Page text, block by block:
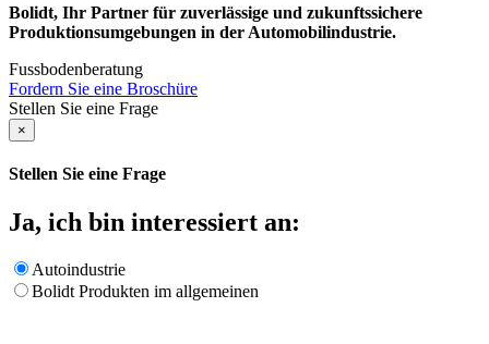
Bolidt, Ihr Partner für zuverlässige und zukunftssichere
Produktionsumgebungen in der Automobilindustrie.
Fussbodenberatung
Fordern Sie eine Broschüre
Stellen Sie eine Frage
×
Stellen Sie eine Frage
Ja, ich bin interessiert an:
Autoindustrie
Bolidt Produkten im allgemeinen